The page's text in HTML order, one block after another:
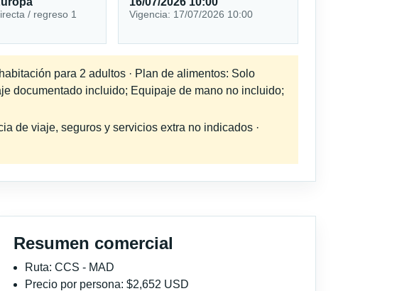
/ regreso 1
Vigencia: 17/07/2026 10:00
para 2 adultos · Plan de alimentos: Solo
documentado incluido; Equipaje de mano no incluido;
de viaje, seguros y servicios extra no indicados ·
Resumen comercial
Ruta: CCS - MAD
Precio por persona: $2,652 USD